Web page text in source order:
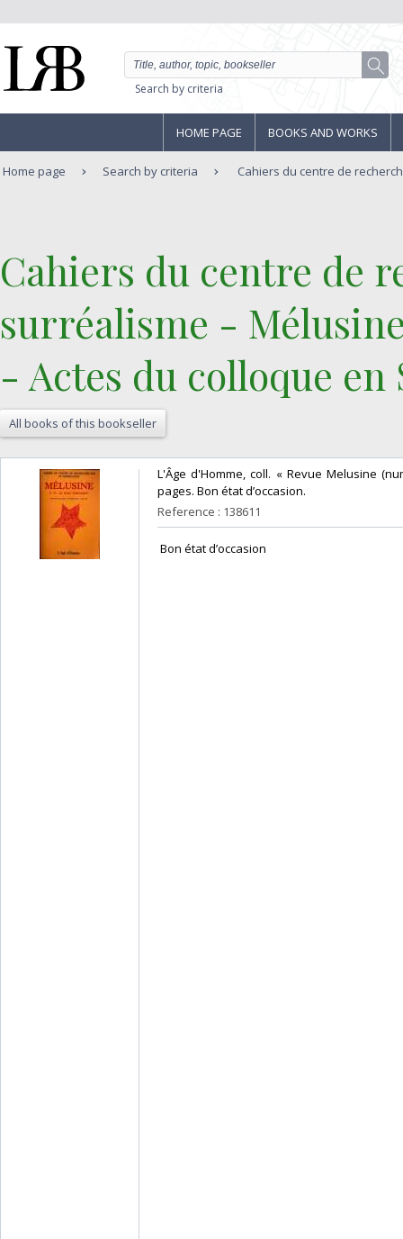
Search by criteria
HOME PAGE BOOKS AND WORKS
Home page Search by criteria Cahiers du centre de
‎Cahiers du centre de
surréalisme -
- Actes du colloque en
All books of this bookseller
‎L'Âge d'Homme, coll. « Revue Melusine
pages. Bon état d’occasion.‎
Reference : 138611
‎ Bon état d’occasion ‎